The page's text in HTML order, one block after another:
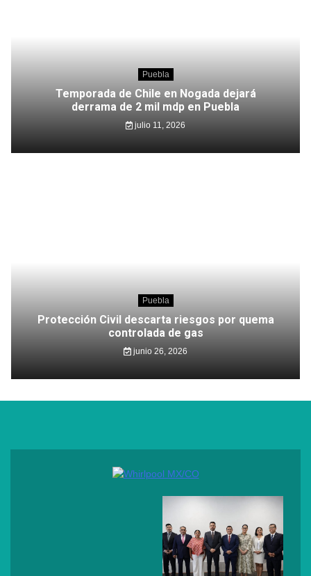
Puebla
Temporada de Chile en Nogada dejará
derrama de 2 mil mdp en Puebla
julio 11, 2026
Puebla
Protección Civil descarta riesgos por quema
controlada de gas
junio 26, 2026